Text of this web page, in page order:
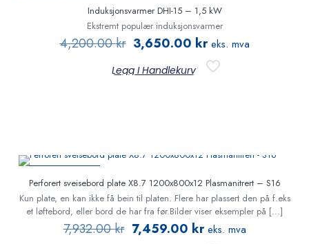
PÅ TILBUDInduksjonsvarmer DHI-15 – 1,5 kW
Ekstremt populær induksjonsvarmer
4,200.00kr 3,650.00 kr eks. mva
Legg I Handlekurv
PÅ TILBUD
Perforert sveisebord plate X8.7 1200x800x12 Plasmanitrert – S16
Kun plate, en kan ikke få bein til platen. Flere har plassert den på f.eks
et løftebord, eller bord de har fra før.Bilder viser eksempler på […]
7,932.00kr 7,459.00 kr eks. mva